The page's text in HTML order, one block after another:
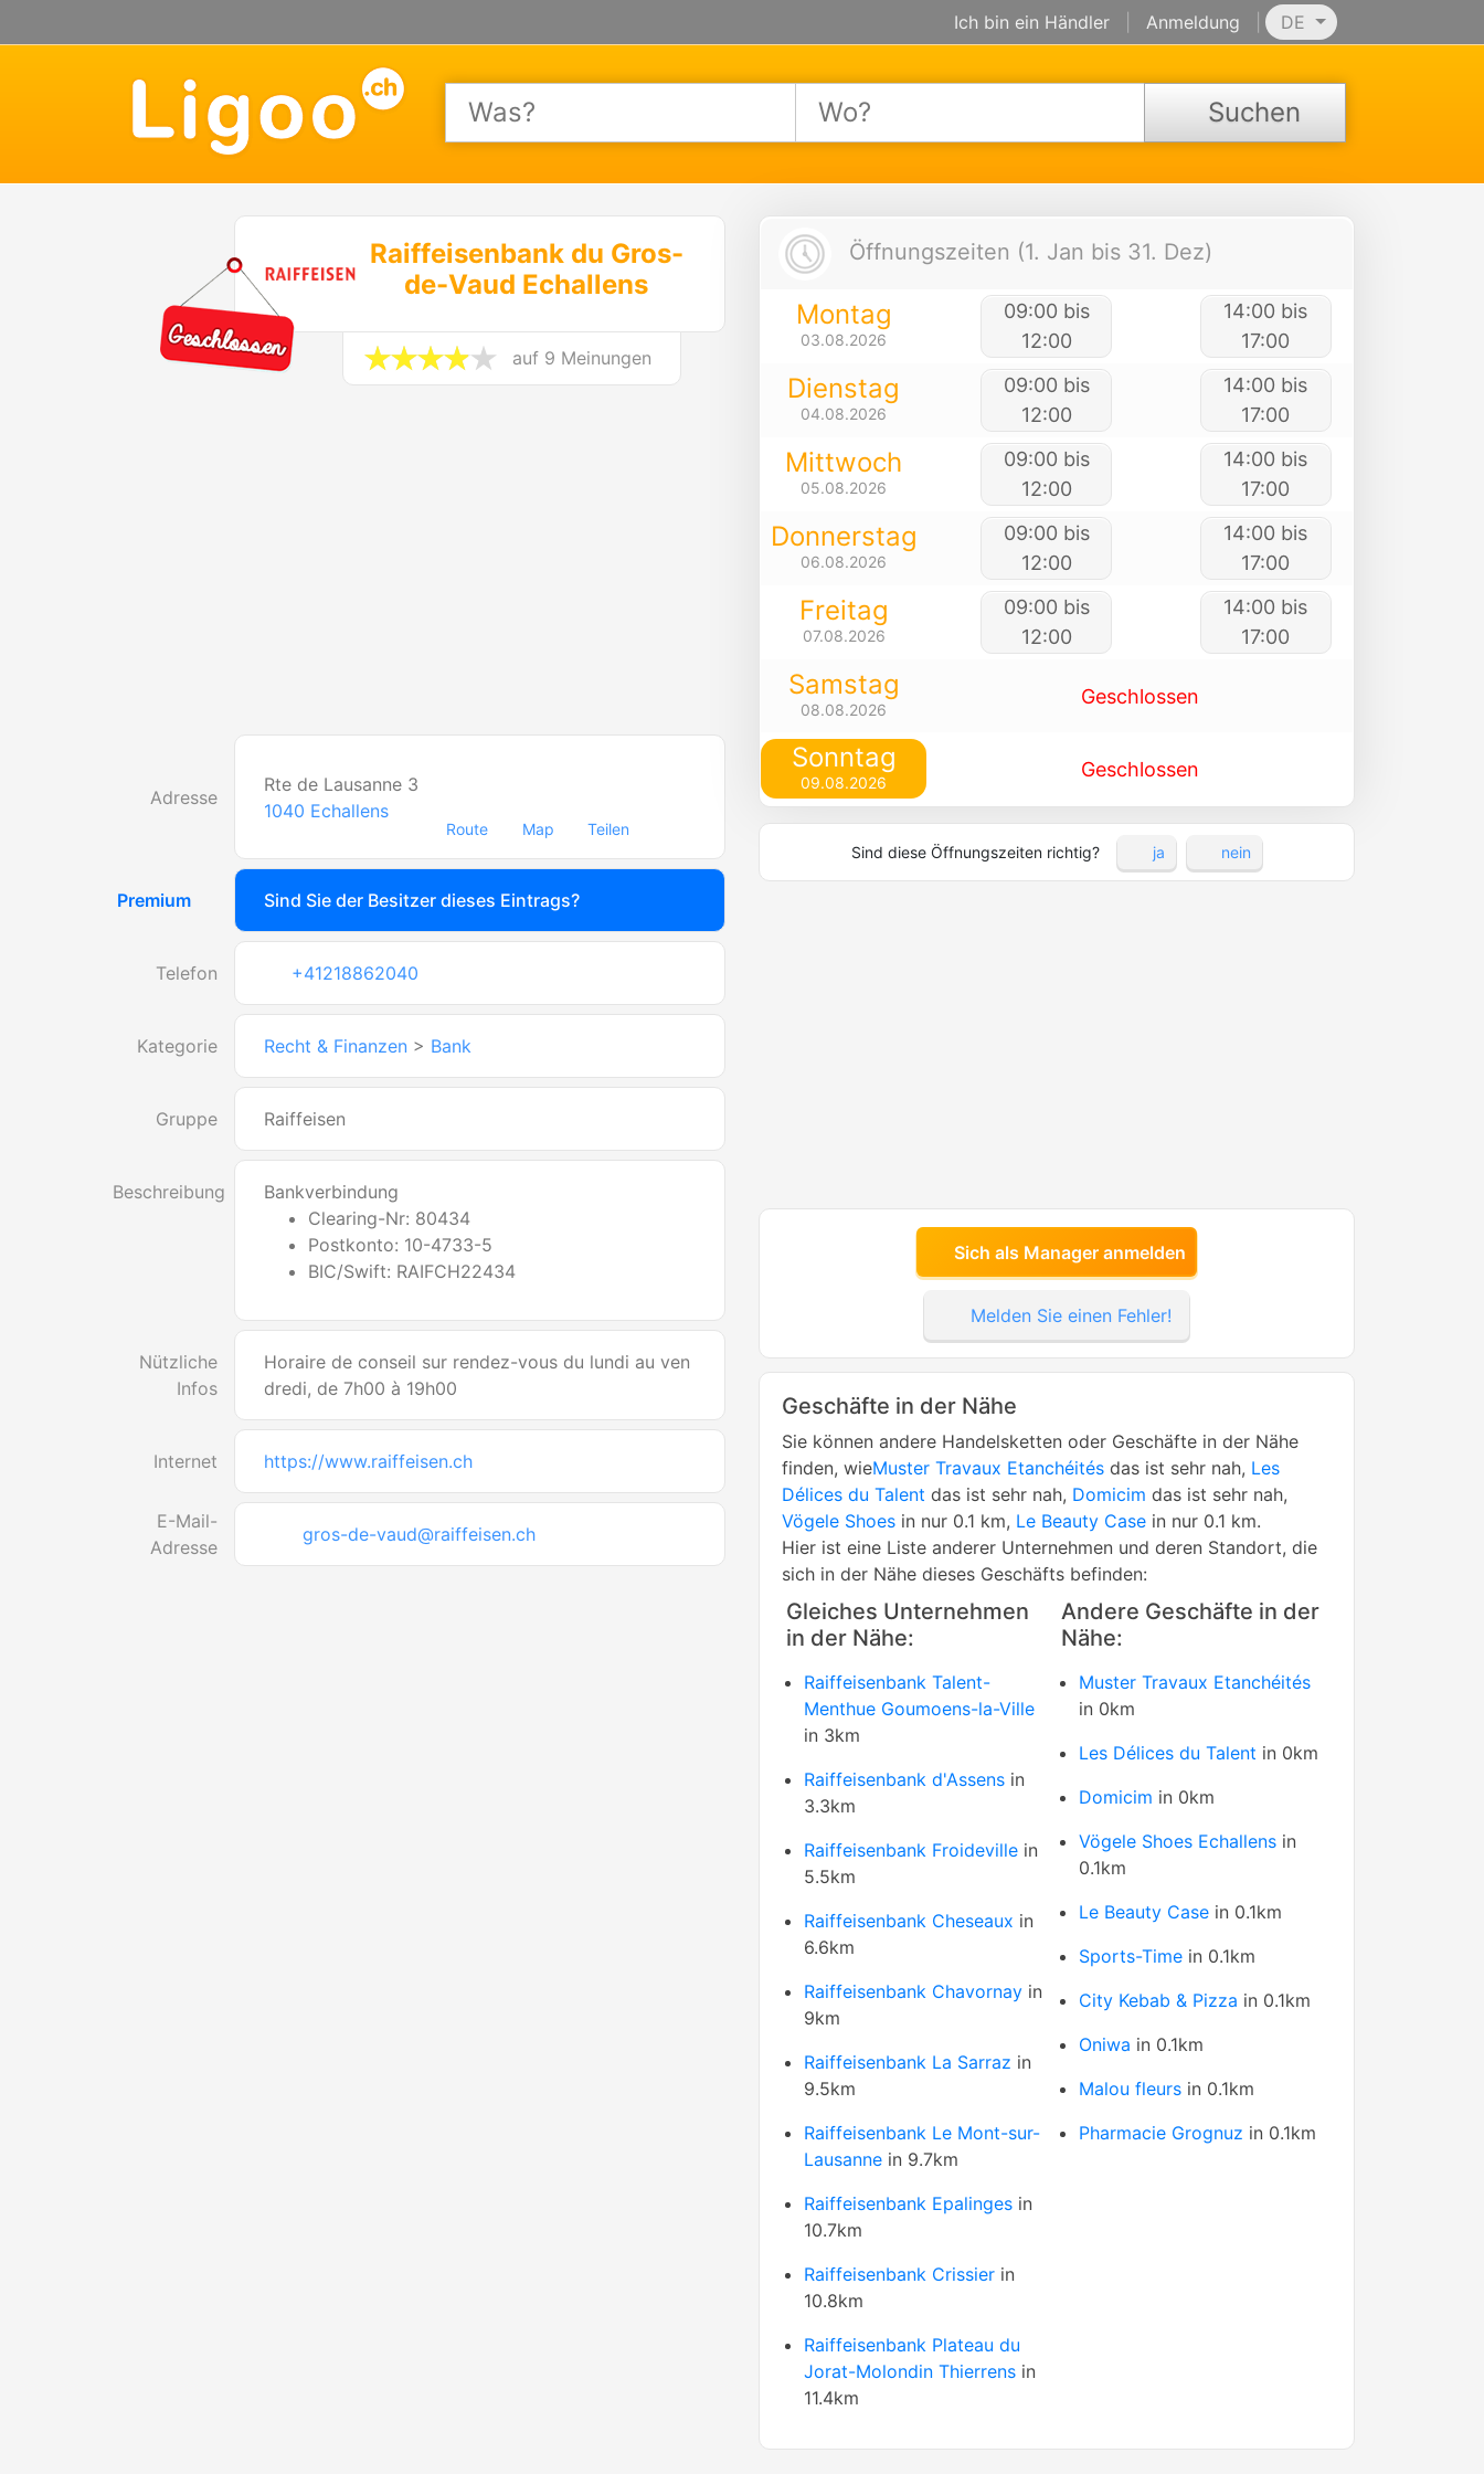
Ich bin ein Händler Anmeldung DE
Suchen
Raiffeisenbank du Gros-
de-Vaud Echallens
auf 9 Meinungen
Adresse
Rte de Lausanne 3
1040 Echallens
Route Map Teilen
Premium Sind Sie der Besitzer dieses Eintrags?
Telefon +41218862040
Kategorie Recht & Finanzen > Bank
Gruppe Raiffeisen
Beschreibung
Bankverbindung
Clearing-Nr: 80434
Postkonto: 10-4733-5
BIC/Swift: RAIFCH22434
Nützliche
Infos
Horaire de conseil sur rendez-vous du lundi au ven
dredi, de 7h00 à 19h00
Internet https://www.raiffeisen.ch
E-Mail-
Adresse
gros-de-vaud@raiffeisen.ch
Öffnungszeiten (1. Jan bis 31. Dez)
Montag
03.08.2026
09:00 bis
12:00
14:00 bis
17:00
Dienstag
04.08.2026
09:00 bis
12:00
14:00 bis
17:00
Mittwoch
05.08.2026
09:00 bis
12:00
14:00 bis
17:00
Donnerstag
06.08.2026
09:00 bis
12:00
14:00 bis
17:00
Freitag
07.08.2026
09:00 bis
12:00
14:00 bis
17:00
Samstag
08.08.2026
Geschlossen
Sonntag
09.08.2026
Geschlossen
Sind diese Öffnungszeiten richtig? ja nein
Sich als Manager anmelden
Melden Sie einen Fehler!
Geschäfte in der Nähe
Sie können andere Handelsketten oder Geschäfte in der Nähe
finden, wieMuster Travaux Etanchéités das ist sehr nah, Les
Délices du Talent das ist sehr nah, Domicim das ist sehr nah,
Vögele Shoes in nur 0.1 km, Le Beauty Case in nur 0.1 km.
Hier ist eine Liste anderer Unternehmen und deren Standort, die
sich in der Nähe dieses Geschäfts befinden:
Gleiches Unternehmen
in der Nähe:
Raiffeisenbank Talent-
Menthue Goumoens-la-Ville
in 3km
Raiffeisenbank d'Assens in
3.3km
Raiffeisenbank Froideville in
5.5km
Raiffeisenbank Cheseaux in
6.6km
Raiffeisenbank Chavornay in
9km
Raiffeisenbank La Sarraz in
9.5km
Raiffeisenbank Le Mont-sur-
Lausanne in 9.7km
Raiffeisenbank Epalinges in
10.7km
Raiffeisenbank Crissier in
10.8km
Raiffeisenbank Plateau du
Jorat-Molondin Thierrens in
11.4km
Andere Geschäfte in der
Nähe:
Muster Travaux Etanchéités
in 0km
Les Délices du Talent in 0km
Domicim in 0km
Vögele Shoes Echallens in
0.1km
Le Beauty Case in 0.1km
Sports-Time in 0.1km
City Kebab & Pizza in 0.1km
Oniwa in 0.1km
Malou fleurs in 0.1km
Pharmacie Grognuz in 0.1km